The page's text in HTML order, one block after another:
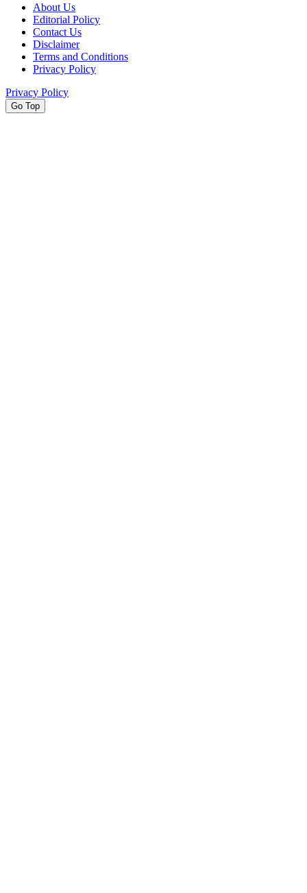
About Us
Editorial Policy
Contact Us
Disclaimer
Terms and Conditions
Privacy Policy
Privacy Policy
Go Top